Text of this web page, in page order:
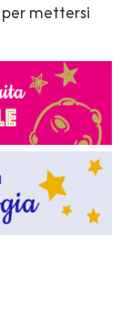
mettersi